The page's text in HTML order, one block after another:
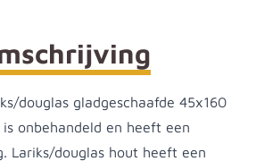
douglas gladgeschaafde 45x160
onbehandeld en heeft een
Lariks/douglas hout heeft een